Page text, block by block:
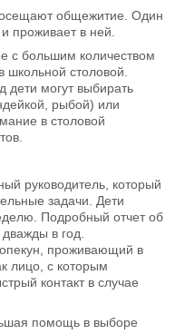
общежитие. Один
проживает в ней.
с большим количеством
школьной столовой.
могут выбирать
рыбой) или
в столовой
руководитель, который
задачи. Дети
Подробный отчет об
в год.
проживающий в
лицо, с которым
контакт в случае
помощь в выборе